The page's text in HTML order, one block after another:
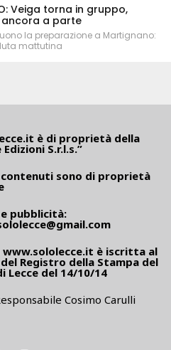
Veiga torna in gruppo,
ancora a parte
la preparazione a Martignano:
mattutina
è di proprietà della
S.r.l.s.”
sono di proprietà
e pubblicità:
www.sololecce.it è iscritta al
Registro della Stampa del
Lecce del 14/10/14
Cosimo Carulli